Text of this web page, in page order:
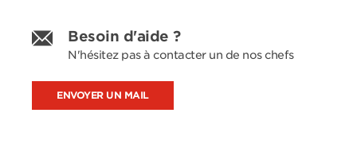
Besoin d'aide ?
N'hésitez pas à contacter un de nos chefs
ENVOYER UN MAIL